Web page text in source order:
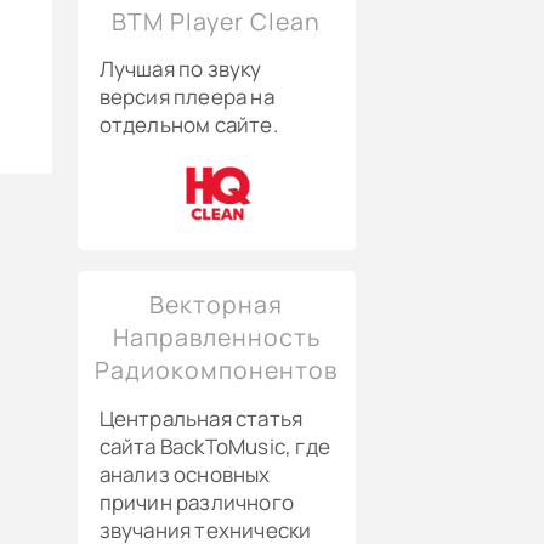
BTM Player Clean
Лучшая по звуку
версия плеера на
отдельном сайте.
Векторная
Направленность
Радиокомпонентов
Центральная статья
сайта BackToMusic, где
анализ основных
причин различного
звучания технически